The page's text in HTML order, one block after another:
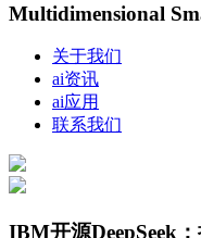
Multidimensional
关于我们
ai资讯
ai应用
联系我们
IBM开源DeepSeek